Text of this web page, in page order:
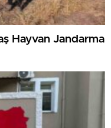
Hayvan Jandarma